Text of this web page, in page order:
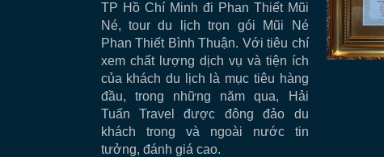
TP Hồ Chí Minh đi Phan Thiết Mũi
Né, tour du lịch trọn gói Mũi Né
Phan Thiết Bình Thuận. Với tiêu chí
xem chất lượng dịch vụ và tiện ích
của khách du lịch là mục tiêu hàng
đầu, trong những năm qua, Hải
Tuấn Travel được đông đảo du
khách trong và ngoài nước tin
tưởng, đánh giá cao.